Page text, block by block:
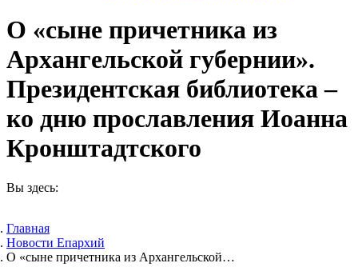
О «сыне причетника из
Архангельской губернии».
Президентская библиотека –
ко дню прославления Иоанна
Кронштадтского
Вы здесь:
Главная
Новости Епархий
О «сыне причетника из Архангельской…